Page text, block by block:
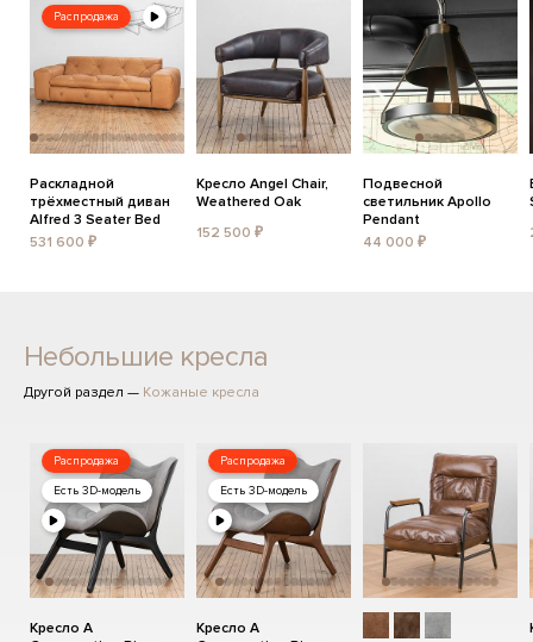
Распродажа
Раскладной
трёхместный диван
Alfred 3 Seater Bed
531 600 ₽
Кресло Angel Chair,
Weathered Oak
152 500 ₽
Подвесной
светильник Apollo
Pendant
44 000 ₽
Небольшие кресла
Другой раздел — Кожаные кресла
Распродажа
Есть 3D-модель
Кресло A
Распродажа
Есть 3D-модель
Кресло A